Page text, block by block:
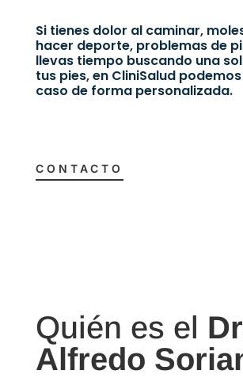
Si tienes dolor al caminar,
hacer deporte, problemas de
llevas tiempo buscando una
tus pies, en CliniSalud
caso de forma personalizada.
CONTACTO
Quién es el
Alfredo